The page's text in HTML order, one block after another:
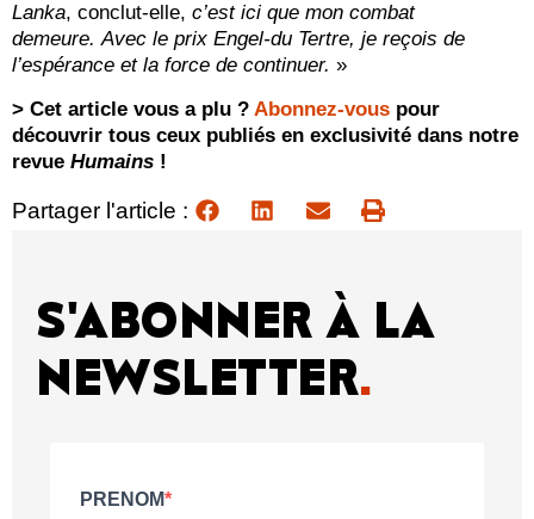
Lanka, conclut-elle, c’est ici que mon combat
demeure. Avec le prix Engel-du Tertre, je reçois de
l’espérance et la force de continuer. »
> Cet article vous a plu ? Abonnez-vous pour
découvrir tous ceux publiés en exclusivité dans notre
revue Humains !
Partager l'article :
S'ABONNER À LA
NEWSLETTER.
PRENOM